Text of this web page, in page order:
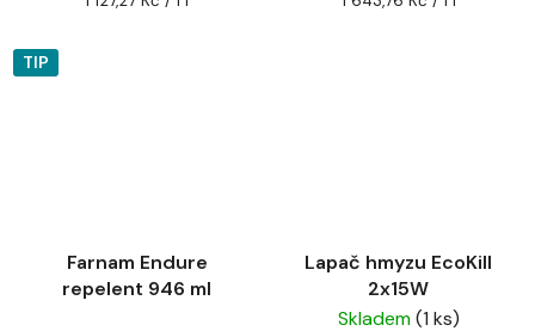
TIP
Farnam Endure
repelent 946 ml
Lapač hmyzu EcoKill
2x15W
Skladem(1 ks)